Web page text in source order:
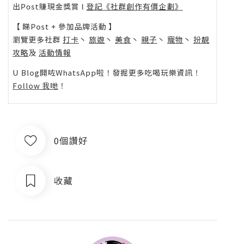
出Post賺現金獎賞 l 登記《社群創作有價企劃》
【 睇Post + 參加品牌活動 】
瀏覽更多社群 打卡 丶 旅遊 丶 美食 丶 親子 丶 寵物 丶 扮靚
攻略及 活動情報
U Blog開咗WhatsApp啦！發掘更多吃喝玩樂資訊！
Follow 我哋 ！
0個讚好
收藏